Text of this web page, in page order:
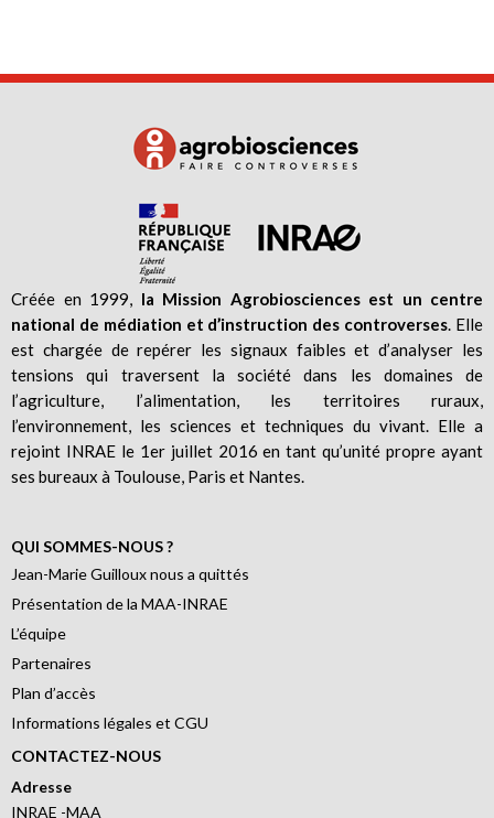
Créée en 1999, la Mission Agrobiosciences est un centre
national de médiation et d’instruction des controverses. Elle
est chargée de repérer les signaux faibles et d’analyser les
tensions qui traversent la société dans les domaines de
l’agriculture, l’alimentation, les territoires ruraux,
l’environnement, les sciences et techniques du vivant. Elle a
rejoint INRAE le 1er juillet 2016 en tant qu’unité propre ayant
ses bureaux à Toulouse, Paris et Nantes.
QUI SOMMES-NOUS ?
Jean-Marie Guilloux nous a quittés
Présentation de la MAA-INRAE
L’équipe
Partenaires
Plan d’accès
Informations légales et CGU
CONTACTEZ-NOUS
Adresse
INRAE -MAA